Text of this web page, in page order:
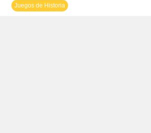
Juegos de Historia